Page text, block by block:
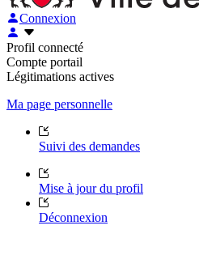
Connexion
Profil connecté
Compte portail
Légitimations actives
Ma page personnelle
Suivi des demandes
Mise à jour du profil
Déconnexion